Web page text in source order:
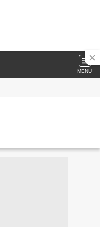
MENU